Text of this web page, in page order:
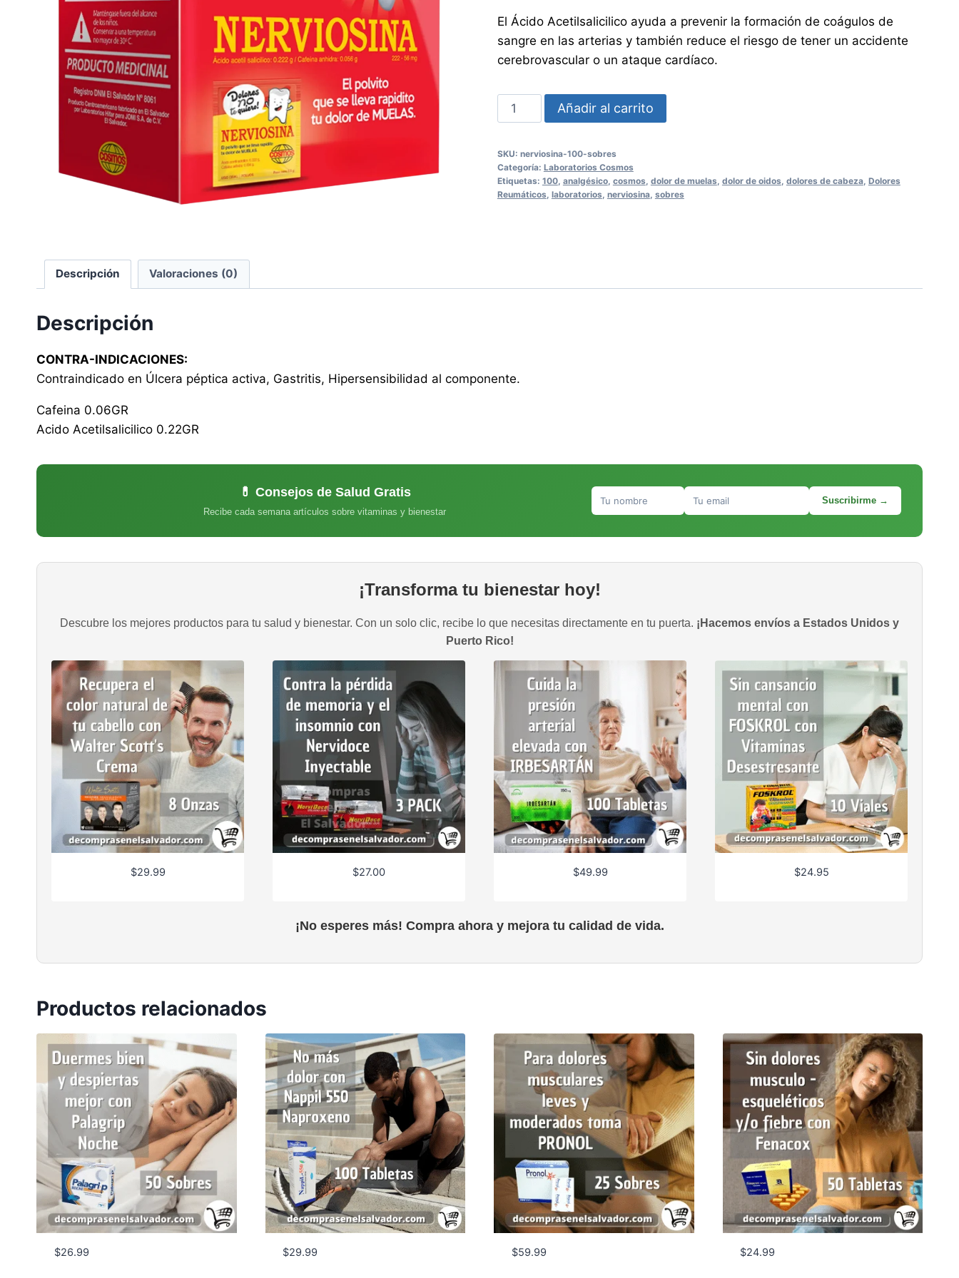
El Ácido Acetilsalicilico ayuda a prevenir la formación de coágulos de
sangre en las arterias y también reduce el riesgo de tener un accidente
cerebrovascular o un ataque cardíaco.
NERVIOSINA
50
cantidad
Añadir al carrito
SKU: nerviosina-100-sobres
Categoría: Laboratorios Cosmos
Etiquetas: 100, analgésico, cosmos dolor de muelas dolor de oidos dolores de cabeza, Dolores
Reumáticos laboratorios nerviosina, sobres
Descripción Valoraciones (0)
Descripción
CONTRA-INDICACIONES:
Contraindicado en Úlcera péptica activa, Gastritis, Hipersensibilidad al componente.
Cafeina 0.06GR
Acido Acetilsalicilico 0.22GR
💊 Consejos de Salud Gratis
Recibe cada semana artículos sobre vitaminas y bienestar
Suscribirme →
¡Transforma tu bienestar hoy!
Descubre los mejores productos para tu salud y bienestar. Con un solo clic, recibe lo que necesitas directamente en tu puerta. ¡Hacemos envíos a Estados Unidos y
Puerto Rico!
$29.99 $27.00 $49.99 $24.95
¡No esperes más! Compra ahora y mejora tu calidad de vida.
Productos relacionados
$26.99 $29.99 $59.99 $24.99